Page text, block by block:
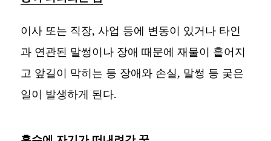
이사 또는 직장, 사업 등에 변동이 있거나 타인
과 연관된 말썽이나 장애 때문에 재물이 흩어지
고 앞길이 막히는 등 장애와 손실, 말썽 등 궂은
일이 발생하게 된다.